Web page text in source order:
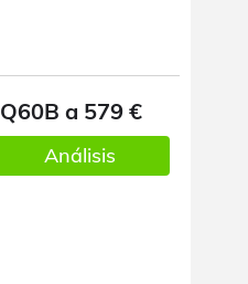
a 579 €
Análisis